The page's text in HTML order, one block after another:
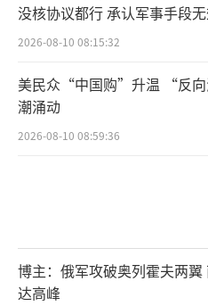
没核协议都行 承认军事手段
2026-08-10 08:15:32
美民众“中国购”升温 “反
潮涌动
2026-08-10 08:59:36
博主：俄军攻破奥列霍夫两翼
达高峰